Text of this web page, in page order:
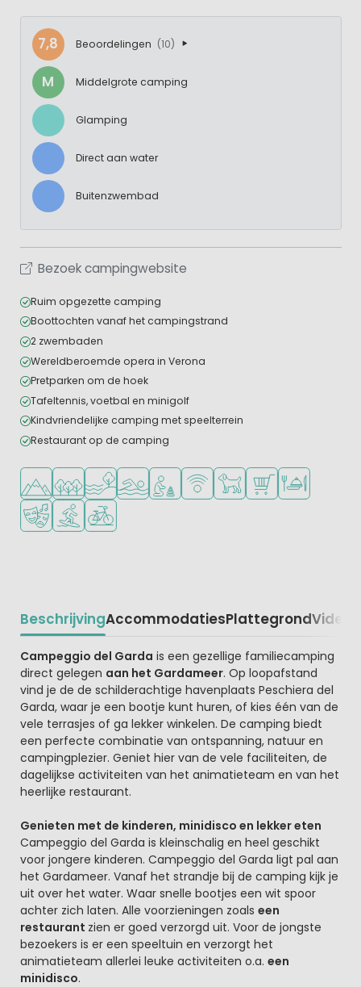
7,8 Beoordelingen (10)
M Middelgrote camping
Glamping
Direct aan water
Buitenzwembad
Bezoek campingwebsite
Ruim opgezette camping
Boottochten vanaf het campingstrand
2 zwembaden
Wereldberoemde opera in Verona
Pretparken om de hoek
Tafeltennis, voetbal en minigolf
Kindvriendelijke camping met speelterrein
Restaurant op de camping
Ligt in de heuvels/bergen
Ligt in een bosrijke omgeving
Ligt bij het water
Openlucht zwembad
Aanbevolen voor jonge kinderen
WiFi beschikbaar
Huisdieren toegestaan
Campingwinkel/
Restaurant of
Animatieprogramma
Watersportfaciliteiten
Fietsverhuur
BeschrijvingAccommodatiesPlattegrondVideo
Beschrijving
Campeggio del Garda is een gezellige familiecamping
direct gelegen aan het Gardameer. Op loopafstand
vind je de de schilderachtige havenplaats Peschiera del
Garda, waar je een bootje kunt huren, of kies één van de
vele terrasjes of ga lekker winkelen. De camping biedt
een perfecte combinatie van ontspanning, natuur en
campingplezier. Geniet hier van de vele faciliteiten, de
dagelijkse activiteiten van het animatieteam en van het
heerlijke restaurant.
Genieten met de kinderen, minidisco en lekker eten
Campeggio del Garda is kleinschalig en heel geschikt
voor jongere kinderen. Campeggio del Garda ligt pal aan
het Gardameer. Vanaf het strandje bij de camping kijk je
uit over het water. Waar snelle bootjes een wit spoor
achter zich laten. Alle voorzieningen zoals een
restaurant zien er goed verzorgd uit. Voor de jongste
bezoekers is er een speeltuin en verzorgt het
animatieteam allerlei leuke activiteiten o.a. een
minidisco.